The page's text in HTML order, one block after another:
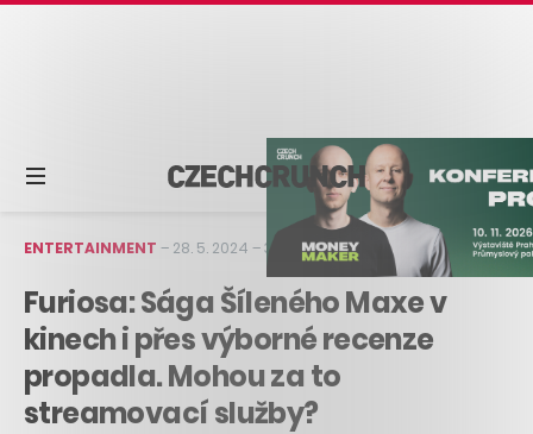
ENTERTAINMENT – 28. 5. 2024 –3 min čtení
Furiosa: Sága Šíleného Maxe v
kinech i přes výborné recenze
propadla. Mohou za to
streamovací služby?